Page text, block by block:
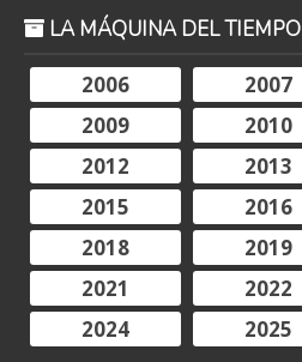
LA MÁQUINA DEL TIEMPO
2006
2007
2009
2010
2012
2013
2015
2016
2018
2019
2021
2022
2024
2025